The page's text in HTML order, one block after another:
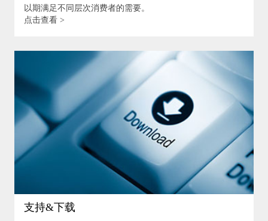
以期满足不同层次消费者的需要。
点击查看 >
支持&下载